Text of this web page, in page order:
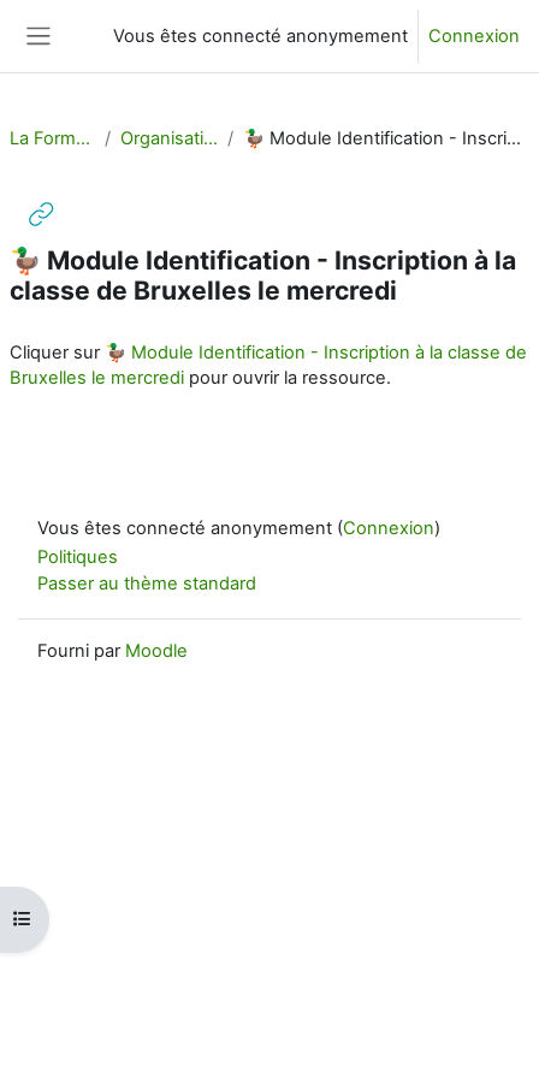
Vous êtes connecté anonymement Connexion
Ouvrir l’index du cours
La Formation Ornitho Organisation de la rentrée 🦆 Module Identification - Inscription à la classe de Bruxelles le mercredi
🦆 Module Identification - Inscription à la
classe de Bruxelles le mercredi
Cliquer sur 🦆 Module Identification - Inscription à la classe de
Bruxelles le mercredi pour ouvrir la ressource.
Vous êtes connecté anonymement (Connexion)
Politiques
Passer au thème standard
Fourni par Moodle